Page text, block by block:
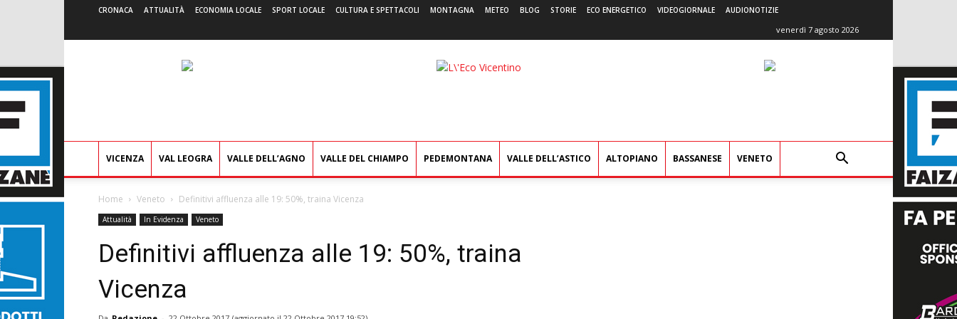
CRONACA ATTUALITÀ ECONOMIA LOCALE SPORT LOCALE CULTURA E SPETTACOLI MONTAGNA METEO BLOG STORIE ECO ENERGETICO VIDEOGIORNALE AUDIONOTIZIE
venerdì 7 agosto 2026
L'Eco
VICENZA VAL LEOGRA VALLE DELL’AGNO VALLE DEL CHIAMPO PEDEMONTANA VALLE DELL’ASTICO ALTOPIANO BASSANESE VENETO
Home Veneto Definitivi affluenza alle 19: 50%, traina Vicenza
Attualità In Evidenza Veneto
Definitivi affluenza alle 19: 50%, traina
Vicenza